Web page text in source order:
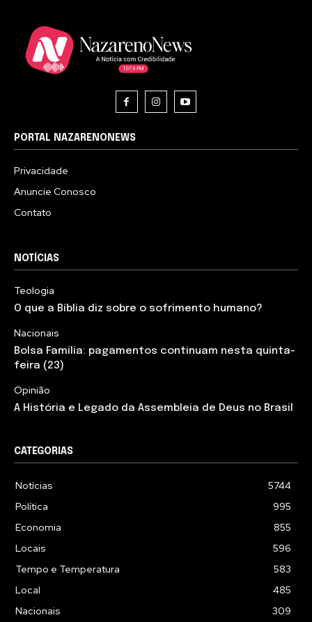
PORTAL NAZARENONEWS
Privacidade
Anuncie Conosco
Contato
NOTÍCIAS
Teologia
O que a Bíblia diz sobre o sofrimento humano?
Nacionais
Bolsa Família: pagamentos continuam nesta quinta-
feira (23)
Opinião
A História e Legado da Assembleia de Deus no Brasil
CATEGORIAS
Notícias
5744
Política
995
Economia
855
Locais
596
Tempo e Temperatura
583
Local
485
Nacionais
309